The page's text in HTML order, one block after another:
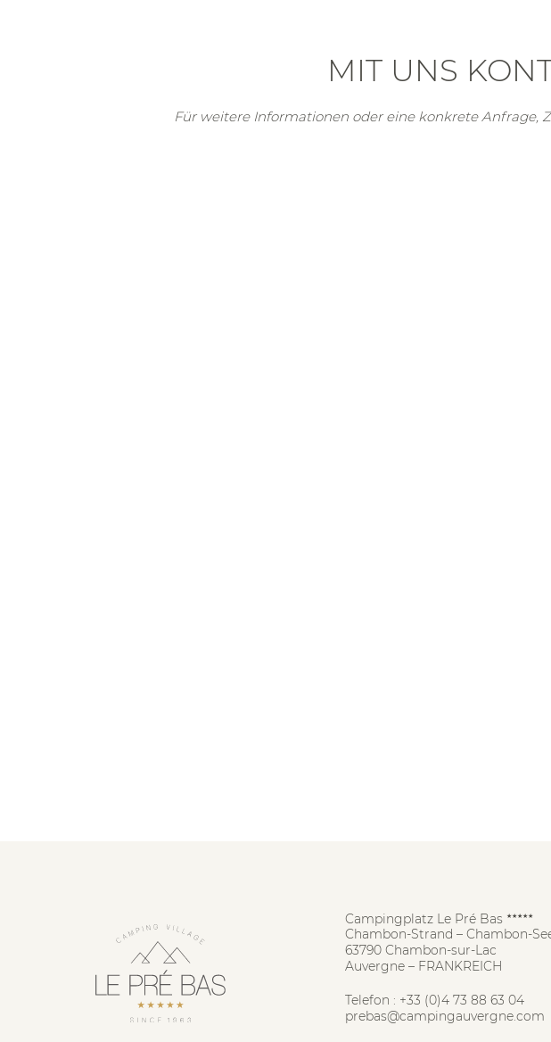
MIT UNS
Für weitere Informationen oder eine konkrete Anfrage,
Campingplatz Le Pré Bas ★★★★★
Chambon-Strand – Chambon-
63790 Chambon-sur-Lac
Auvergne – FRANKREICH
Telefon : +33 (0)4 73 88 63 04
prebas@campingauvergne.com